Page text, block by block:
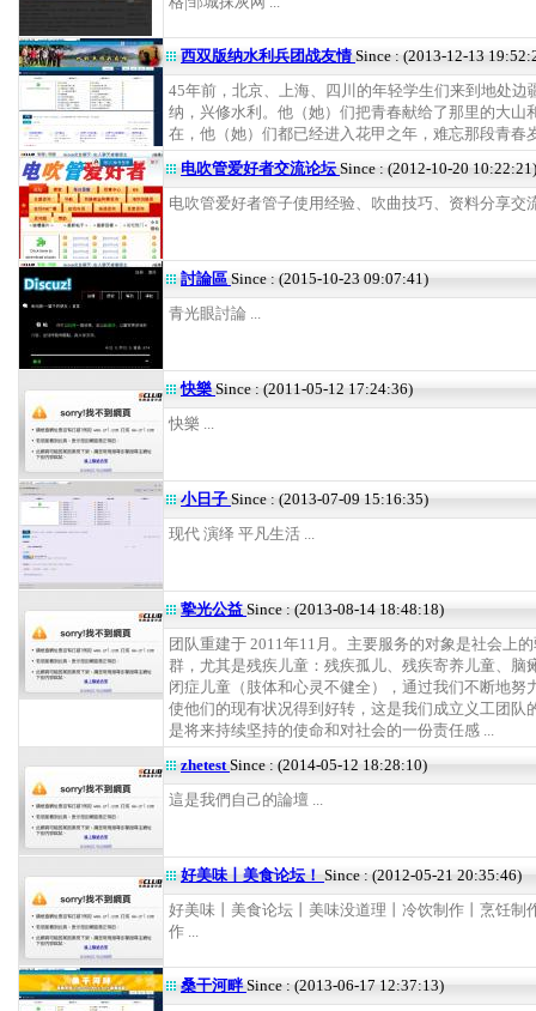
西双版纳水利兵团战友情 Since : (2013-12-13
45年前，北京、上海、四川的年轻学生们来到地处边
纳，兴修水利。他（她）们把青春献给了那里的大山
在，他（她）们都已经进入花甲之年，难忘那段青春
电吹管爱好者交流论坛Since : (2012-10-20 10:22:21)
电吹管爱好者管子使用经验、吹曲技巧、资料分享交
討論區 Since : (2015-10-23 09:07:41)
青光眼討論 ...
快樂 Since : (2011-05-12 17:24:36)
快樂 ...
小日子 Since : (2013-07-09 15:16:35)
现代 演绎 平凡生活 ...
挚光公益 Since : (2013-08-14 18:48:18)
团队重建于 2011年11月。主要服务的对象是社会上
群，尤其是残疾儿童：残疾孤儿、残疾寄养儿童、脑
闭症儿童（肢体和心灵不健全），通过我们不断地努
使他们的现有状况得到好转，这是我们成立义工团队
是将来持续坚持的使命和对社会的一份责任感 ...
zhetestSince : (2014-05-12 18:28:10)
這是我們自己的論壇 ...
好美味丨美食论坛！ Since : (2012-05-21 20:35:46)
好美味丨美食论坛丨美味没道理丨冷饮制作丨烹饪制
作 ...
桑干河畔Since : (2013-06-17 12:37:13)